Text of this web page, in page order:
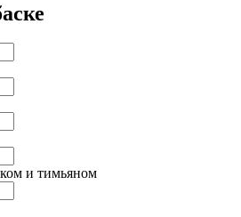
и тимьяном